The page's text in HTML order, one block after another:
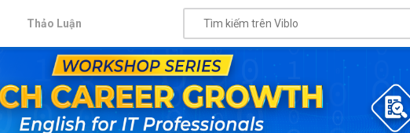
Thảo Luận